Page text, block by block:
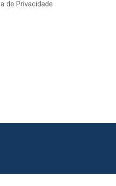
de Privacidade